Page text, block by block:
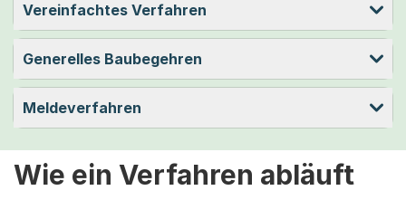
Vereinfachtes Verfahren
Generelles Baubegehren
Meldeverfahren
Wie ein Verfahren abläuft